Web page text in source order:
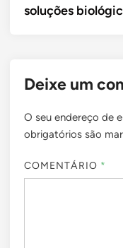
soluções
Deixe um
O seu endereço de
obrigatórios são
COMENTÁRIO *